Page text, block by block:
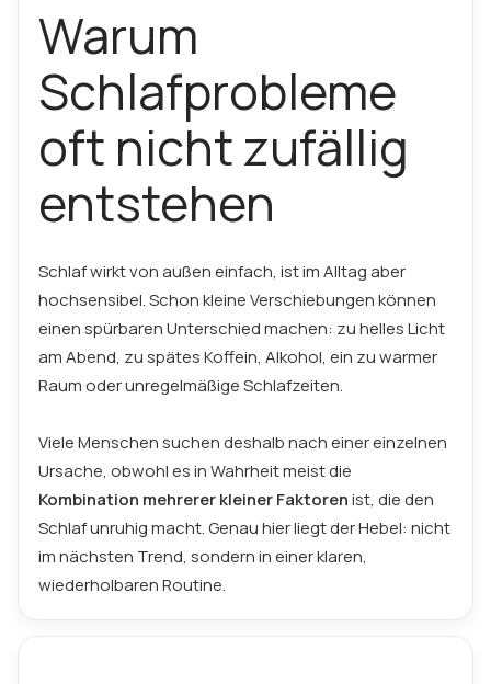
Warum
Schlafprobleme
oft nicht zufällig
entstehen
Schlaf wirkt von außen einfach, ist im Alltag aber
hochsensibel. Schon kleine Verschiebungen können
einen spürbaren Unterschied machen: zu helles Licht
am Abend, zu spätes Koffein, Alkohol, ein zu warmer
Raum oder unregelmäßige Schlafzeiten.
Viele Menschen suchen deshalb nach einer einzelnen
Ursache, obwohl es in Wahrheit meist die
Kombination mehrerer kleiner Faktorenist, die den
Schlaf unruhig macht. Genau hier liegt der Hebel: nicht
im nächsten Trend, sondern in einer klaren,
wiederholbaren Routine.